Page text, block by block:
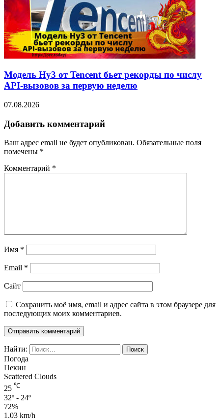
Модель Hy3 от Tencent бьет рекорды по числу
API-вызовов за первую неделю
07.08.2026
Добавить комментарий
Ваш адрес email не будет опубликован. Обязательные поля
помечены *
Комментарий *
Имя *
Email *
Сайт
Сохранить моё имя, email и адрес сайта в этом браузере для
последующих моих комментариев.
Найти:
Погода
Пекин
Scattered Clouds
25 ℃
32º - 24º
72%
1.03 km/h